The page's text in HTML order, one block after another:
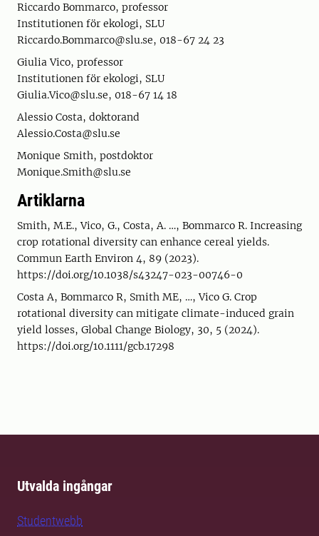
Riccardo Bommarco, professor
Institutionen för ekologi, SLU
Riccardo.Bommarco@slu.se, 018-67 24 23
Giulia Vico, professor
Institutionen för ekologi, SLU
Giulia.Vico@slu.se, 018-67 14 18
Alessio Costa, doktorand
Alessio.Costa@slu.se
Monique Smith, postdoktor
Monique.Smith@slu.se
Artiklarna
Smith, M.E., Vico, G., Costa, A. …, Bommarco R. Increasing
crop rotational diversity can enhance cereal yields.
Commun Earth Environ 4, 89 (2023).
https://doi.org/10.1038/s43247-023-00746-0
Costa A, Bommarco R, Smith ME, …, Vico G. Crop
rotational diversity can mitigate climate-induced grain
yield losses, Global Change Biology, 30, 5 (2024).
https://doi.org/10.1111/gcb.17298
Utvalda ingångar
Studentwebb